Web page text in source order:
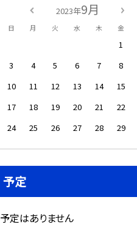
2023年9月
日 月 火 水 木 金
1
3
4 5 6 7 8
10
11 12 13 14 15
17
18 19 20 21 22
24
25 26 27 28 29
予定
予定はありません